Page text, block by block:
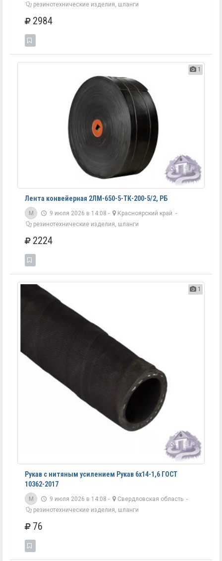
резинотехнические изделия, шланги
2984
1
Лента конвейерная 2ЛМ-650-5-ТК-200-5/2, РБ
M 9 июля 2026 в 14:08 - Красноярский край -
резинотехнические изделия, шланги
2224
1
Рукав с нитяным усилением Рукав 6х14-1,6 ГОСТ
10362-2017
M 9 июля 2026 в 14:08 - Свердловская область -
резинотехнические изделия, шланги
76